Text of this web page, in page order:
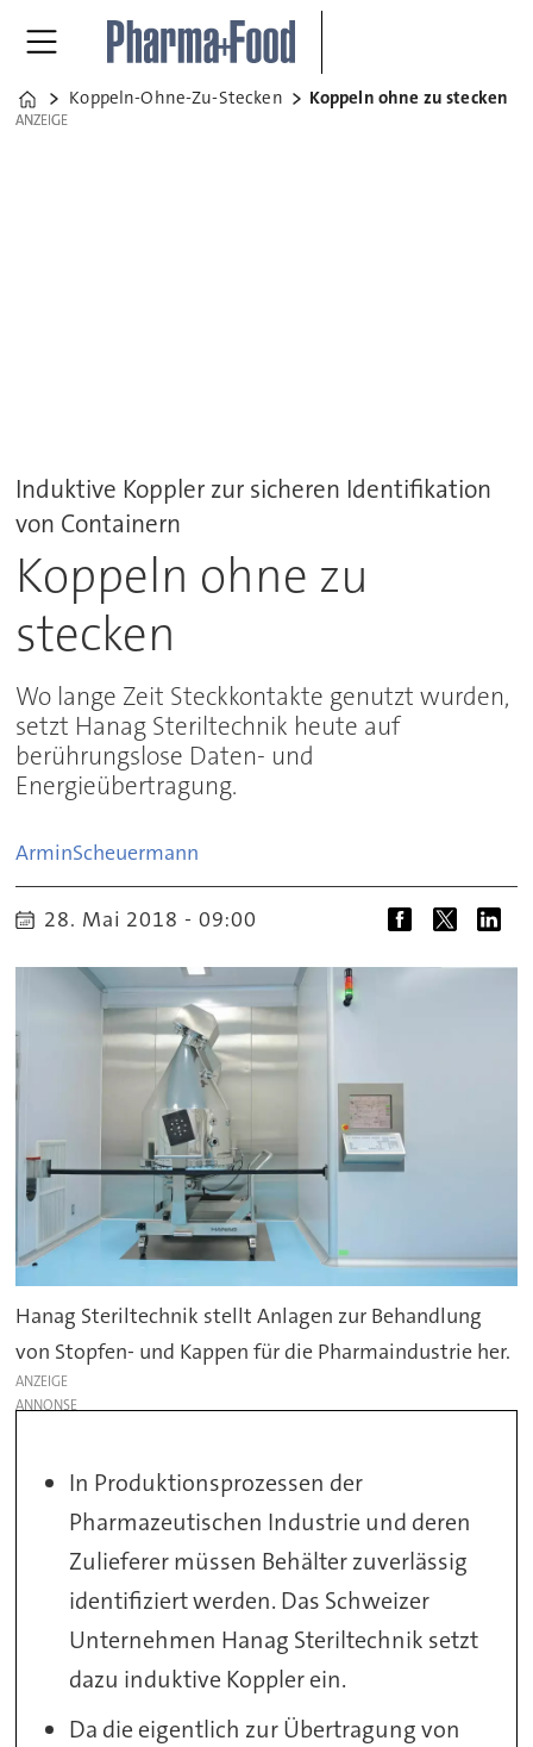
Home
Koppeln-Ohne-Zu-Stecken Koppeln ohne zu stecken
ANZEIGE
ANZEIGE
Induktive Koppler zur sicheren Identifikation
von Containern
Koppeln ohne zu
stecken
Wo lange Zeit Steckkontakte genutzt wurden,
setzt Hanag Steriltechnik heute auf
berührungslose Daten- und
Energieübertragung.
ArminScheuermann
28. Mai 2018 - 09:00
Hanag Steriltechnik stellt Anlagen zur Behandlung
von Stopfen- und Kappen für die Pharmaindustrie her.
ANZEIGE
In Produktionsprozessen der
Pharmazeutischen Industrie und deren
Zulieferer müssen Behälter zuverlässig
identifiziert werden. Das Schweizer
Unternehmen Hanag Steriltechnik setzt
dazu induktive Koppler ein.
Da die eigentlich zur Übertragung von